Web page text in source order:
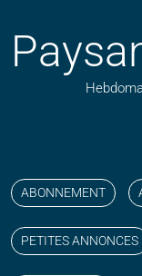
ABONNEMENT
PETITES ANNONCES